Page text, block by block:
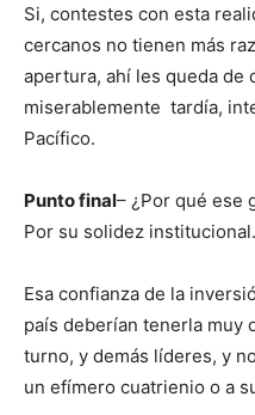
Si, contestes con esta
cercanos no tienen más
apertura, ahí les queda de
miserablemente tardía,
Pacífico.
Punto final– ¿Por qué ese
Por su solidez
Esa confianza de la
país deberían tenerla muy
turno, y demás líderes, y
un efímero cuatrienio o a